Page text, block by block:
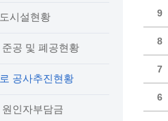
비공개 세부기준
공개청구
공개
스 표준 매뉴얼
·혼인신고 등 10종에 대한 신고
관
시설현황
준공 및 폐공현황
공사추진현황
인자부담금
9
8
7
6